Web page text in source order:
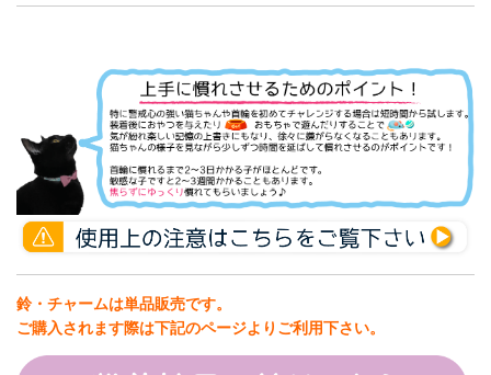
鈴・チャームは単品販売です。
ご購入されます際は下記のページよりご利用下さい。